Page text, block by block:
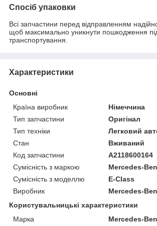
Спосіб упаковки
Всі запчастини перед відправленням
щоб максимально уникнути пошкодження
транспортування.
Характеристики
Основні
Країна виробник
Німеччина
Тип запчастини
Оригінал
Тип техніки
Легковий
Стан
Вживаний
Код запчастини
A2118600164
Сумісність з маркою
Mercedes-
Сумісність з моделлю
E-Class
Виробник
Mercedes-
Користувальницькі характеристики
Марка
Mercedes-